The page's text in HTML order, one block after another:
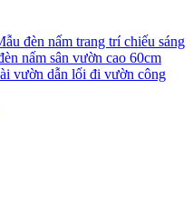
đèn nấm trang trí chiếu sáng
nấm sân vườn cao 60cm
vườn dẫn lối đi vườn công